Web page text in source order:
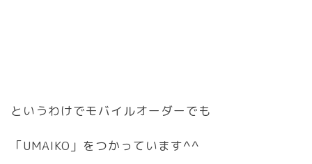
というわけでモバイルオーダーでも
「UMAIKO」をつかっています^^